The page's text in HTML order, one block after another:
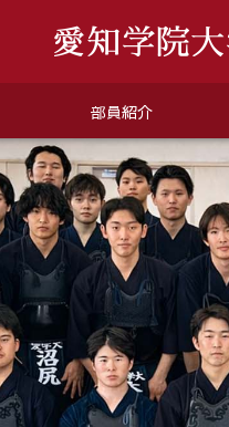
部員紹介